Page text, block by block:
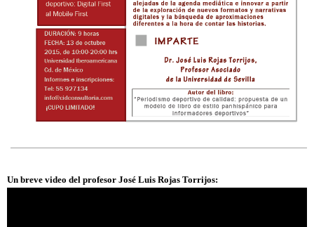
Un breve video del profesor José Luis Rojas Torrijos: